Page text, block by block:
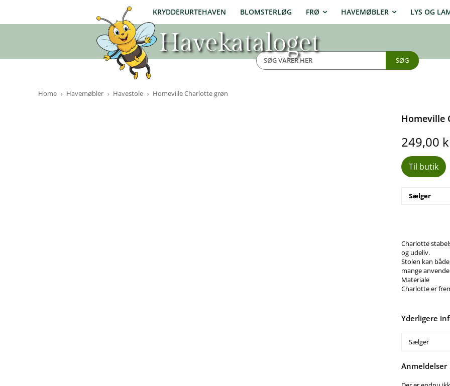
KRYDDERURTEHAVEN BLOMSTERLØG FRØ HAVEMØBLER LYS OG
Havekataloget
SØG
Home Havemøbler Havestole Homeville Charlotte grøn
Homeville
249,00
Til butik
Sælger
Charlotte
og udeliv.
Stolen kan
mange
Materiale
Charlotte er
Yderligere
Sælger
Anmeldelser